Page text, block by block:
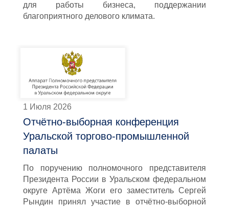
для работы бизнеса, поддержании
благоприятного делового климата.
1 Июля 2026
Отчётно-выборная конференция
Уральской торгово-промышленной
палаты
По поручению полномочного представителя
Президента России в Уральском федеральном
округе Артёма Жоги его заместитель Сергей
Рындин принял участие в отчётно-выборной